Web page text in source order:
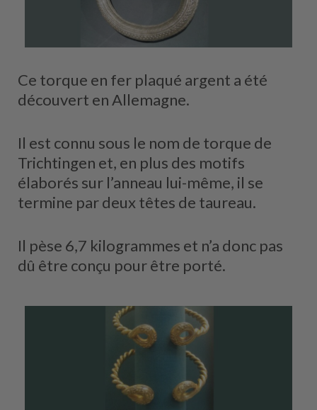
Ce torque en fer plaqué argent a été
découvert en Allemagne.
Il est connu sous le nom de torque de
Trichtingen et, en plus des motifs
élaborés sur l’anneau lui-même, il se
termine par deux têtes de taureau.
Il pèse 6,7 kilogrammes et n’a donc pas
dû être conçu pour être porté.